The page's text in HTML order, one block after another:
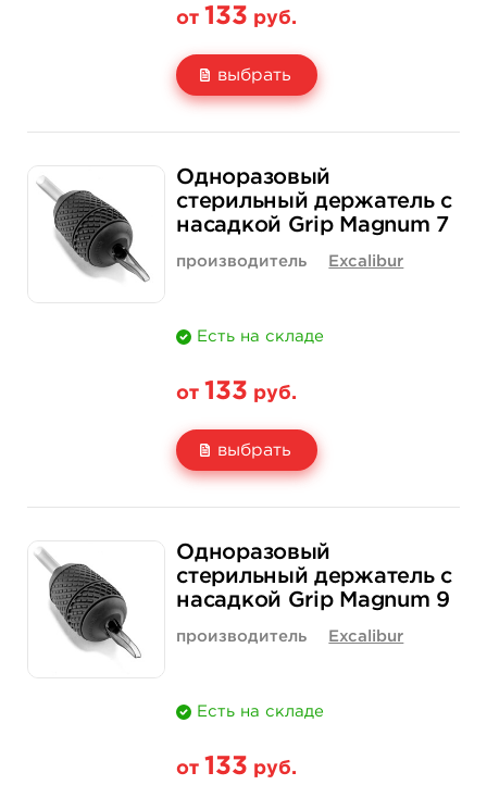
от 133 руб.
выбрать
Цена
Количество купить купить
Одноразовый
стерильный держатель с
насадкой Grip Magnum 7
производитель Excalibur
Есть на складе
от 133 руб.
выбрать
Цена
Количество купить нет на складе
Одноразовый
стерильный держатель с
насадкой Grip Magnum 9
производитель Excalibur
Есть на складе
от 133 руб.